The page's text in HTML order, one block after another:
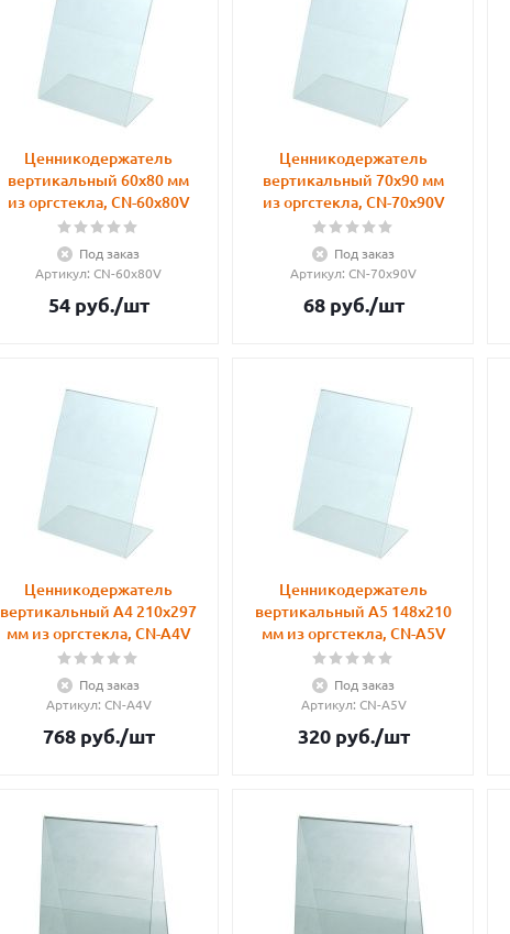
Ценникодержатель
вертикальный 60х80 мм
из оргстекла, CN-60x80V
Под заказ
Артикул: CN-60x80V
54руб./шт
Ценникодержатель
вертикальный 70х90 мм
из оргстекла, CN-70x90V
Под заказ
Артикул: CN-70x90V
68руб./шт
Ценникодержатель
вертикальный А4 210x297
мм из оргстекла, CN-A4V
Под заказ
Артикул: CN-A4V
768руб./шт
Ценникодержатель
вертикальный А5 148x210
мм из оргстекла, CN-A5V
Под заказ
Артикул: CN-A5V
320руб./шт